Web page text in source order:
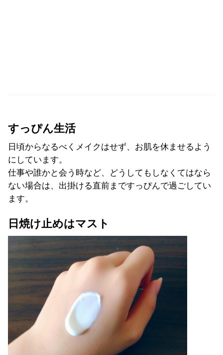
すっぴん生活
日頃からなるべくメイクはせず、 お肌を休ませるよう
にしています。
仕事や誰かと会う時など、
どうしてもしなくてはなら
ない場合は、 出掛ける直前まですっぴんで過ごしてい
ます。
日焼け止めはマスト